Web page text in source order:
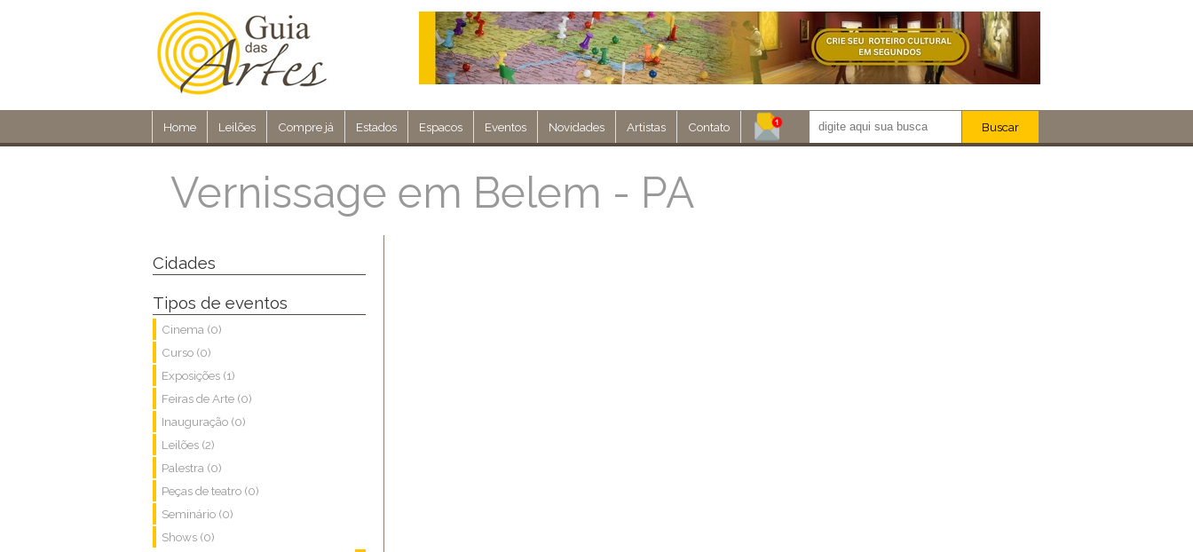
Home Leilões Compre já Estados Espacos Eventos Novidades Artistas Contato Buscar
Vernissage em Belem - PA
Cidades
Tipos de eventos
Cinema (0)
Curso (0)
Exposições (1)
Feiras de Arte (0)
Inauguração (0)
Leilões (2)
Palestra (0)
Peças de teatro (0)
Seminário (0)
Shows (0)